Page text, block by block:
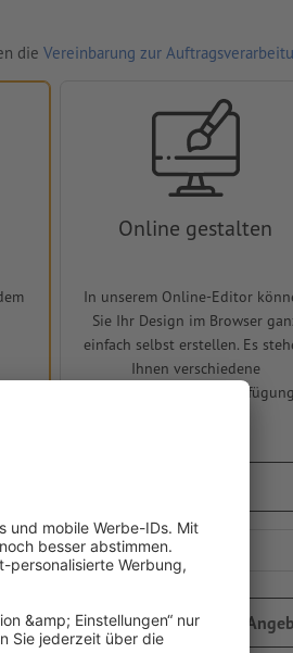
die Vereinbarung zur
Online gestalten
In unserem Online-Editor
Sie Ihr Design im Browser
einfach selbst erstellen. Es
Ihnen verschiedene
Layoutvorlagen zur
inkl. 8.1 MwSt.
CHF 42.87